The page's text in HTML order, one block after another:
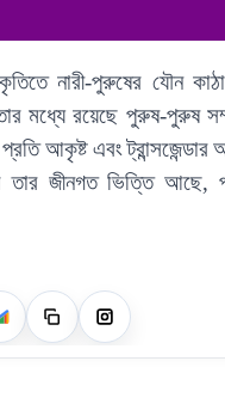
নারী-পুরুষের যৌন
মধ্যে রয়েছে পুরুষ-পুরুষ
প্রতি আকৃষ্ট এবংট্রান্সজেন্ডার
তার জীনগত ভিত্তি আছে,